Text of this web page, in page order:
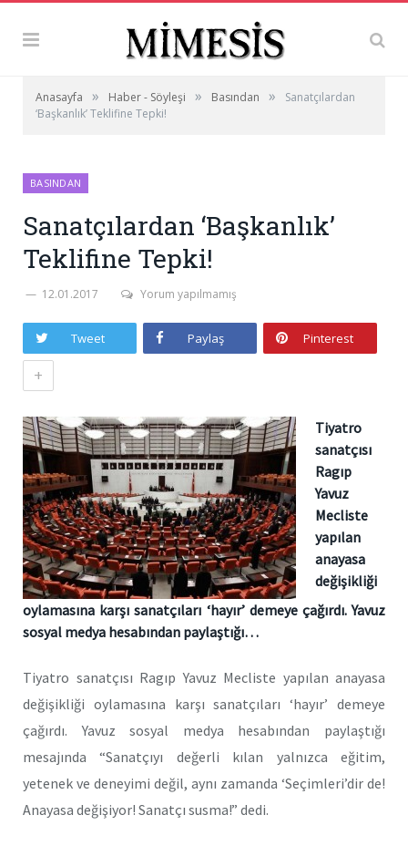
Anasayfa » Haber - Söyleşi » Basından »
Sanatçılardan
‘Başkanlık’ Teklifine Tepki!
BASINDAN
Sanatçılardan ‘Başkanlık’
Teklifine Tepki!
12.01.2017 Yorum yapılmamış
Tweet Paylaş Pinterest
+
Tiyatro
sanatçısı
Ragıp
Yavuz
Mecliste
yapılan
anayasa
değişikliği
oylamasına karşı sanatçıları ‘hayır’ demeye çağırdı. Yavuz
sosyal medya hesabından paylaştığı…
Tiyatro sanatçısı Ragıp Yavuz Mecliste yapılan anayasa
değişikliği oylamasına karşı sanatçıları ‘hayır’ demeye
çağırdı. Yavuz sosyal medya hesabından paylaştığı
mesajında “Sanatçıyı değerli kılan yalnızca eğitim,
yetenek ve deneyimi değil, aynı zamanda ‘Seçimleri’dir de!
Anayasa değişiyor! Sanatçı susma!” dedi.